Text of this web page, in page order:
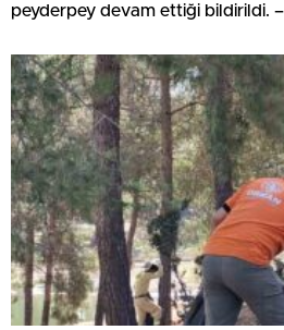
peyderpey devam ettiği bildirildi.